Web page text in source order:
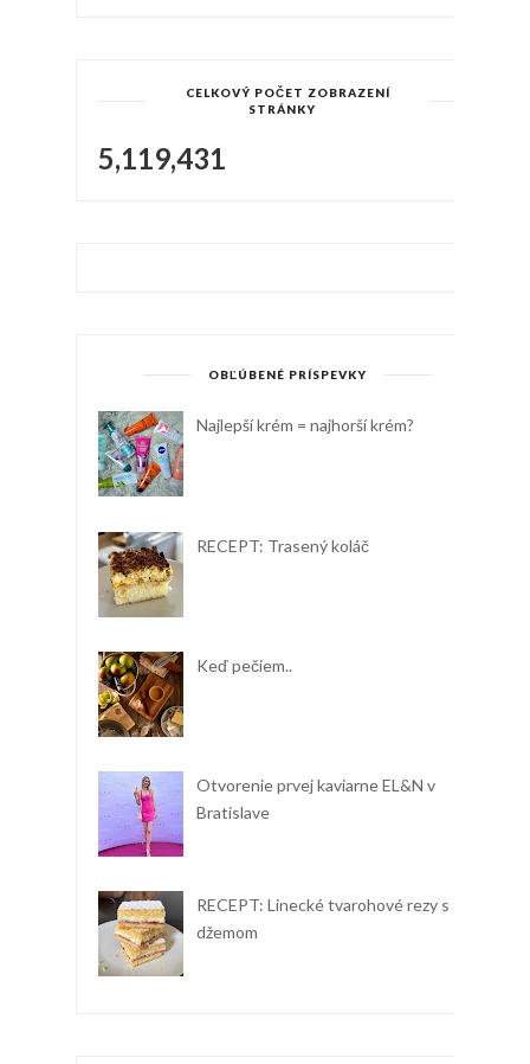
CELKOVÝ POČET ZOBRAZENÍ
STRÁNKY
5,119,431
OBĽÚBENÉ PRÍSPEVKY
Najlepší krém = najhorší krém?
RECEPT: Trasený koláč
Keď pečiem..
Otvorenie prvej kaviarne EL&N v
Bratislave
RECEPT: Linecké tvarohové rezy s
džemom